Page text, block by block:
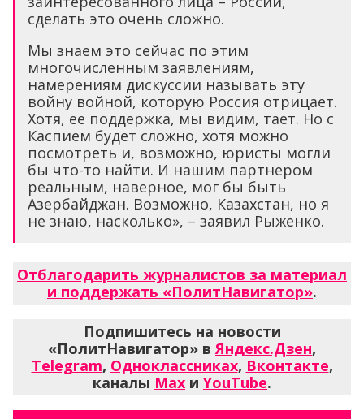
сделать это очень сложно.
Мы знаем это сейчас по этим
многочисленным заявлениям,
намерениям дискуссии называть эту
войну войной, которую Россия отрицает.
Хотя, ее поддержка, мы видим, тает. Но с
Каспием будет сложно, хотя можно
посмотреть и, возможно, юристы могли
бы что-то найти. И нашим партнером
реальным, наверное, мог бы быть
Азербайджан. Возможно, Казахстан, но я
не знаю, насколько», – заявил Рыженко.
Отблагодарить журналистов за материал
и поддержать «ПолитНавигатор».
Подпишитесь на новости
«ПолитНавигатор» в Яндекс.Дзен,
Telegram, Одноклассниках, Вконтакте,
каналы Max и YouTube.